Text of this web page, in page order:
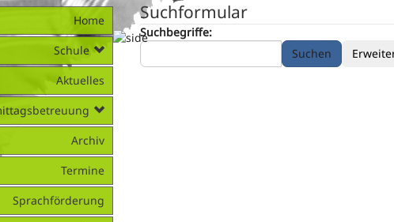
Suchformular
Suchbegriffe:
Suchen
Home
Schule
Aktuelles
Archiv
Termine
Sprachförderung